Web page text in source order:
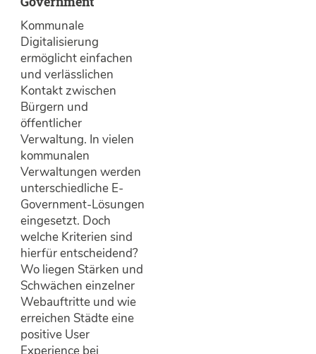
Kommunale
Digitalisierung
ermöglicht einfachen
und verlässlichen
Kontakt zwischen
Bürgern und
öffentlicher
Verwaltung. In vielen
kommunalen
Verwaltungen werden
unterschiedliche E-
Government-Lösungen
eingesetzt. Doch
welche Kriterien sind
hierfür entscheidend?
Wo liegen Stärken und
Schwächen einzelner
Webauftritte und wie
erreichen Städte eine
positive User
Experience bei